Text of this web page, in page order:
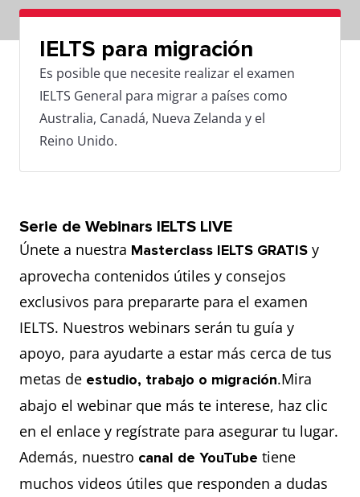
IELTS para migración
Es posible que necesite realizar el examen
IELTS General para migrar a países como
Australia, Canadá, Nueva Zelanda y el
Reino Unido.
Serie de Webinars IELTS LIVE
Únete a nuestra Masterclass IELTS GRATIS y
aprovecha contenidos útiles y consejos
exclusivos para prepararte para el examen
IELTS. Nuestros webinars serán tu guía y
apoyo, para ayudarte a estar más cerca de tus
metas de estudio, trabajo o migración.Mira
abajo el webinar que más te interese, haz clic
en el enlace y regístrate para asegurar tu lugar.
Además, nuestro canal de YouTube tiene
muchos videos útiles que responden a dudas